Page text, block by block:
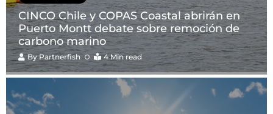
CINCO Chile y COPAS Coastal abrirán en
Puerto Montt debate sobre remoción de
carbono marino
ByPartnerfish 4 Min read